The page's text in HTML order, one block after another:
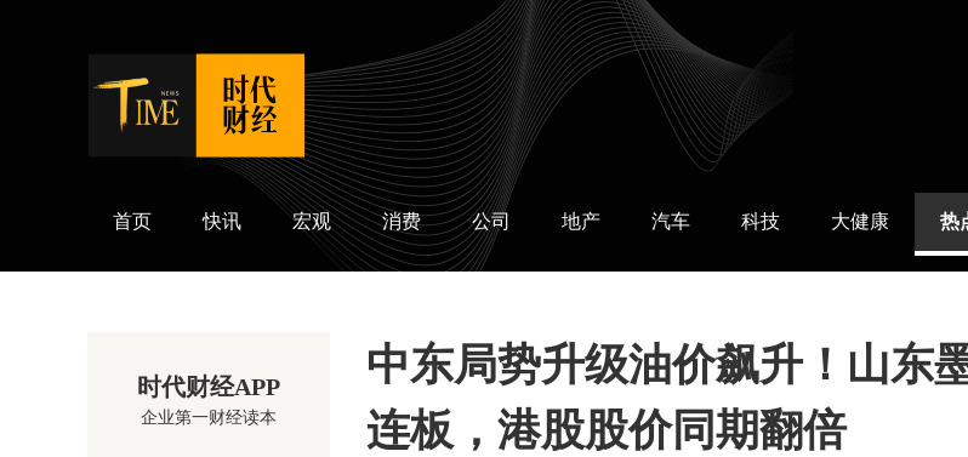
时代财经
首页 快讯 宏观 消费 公司 地产 汽车 科技 大健康 热
时代财经APP
企业第一财经读本
中东局势升级油价飙升！山东
连板，港股股价同期翻倍